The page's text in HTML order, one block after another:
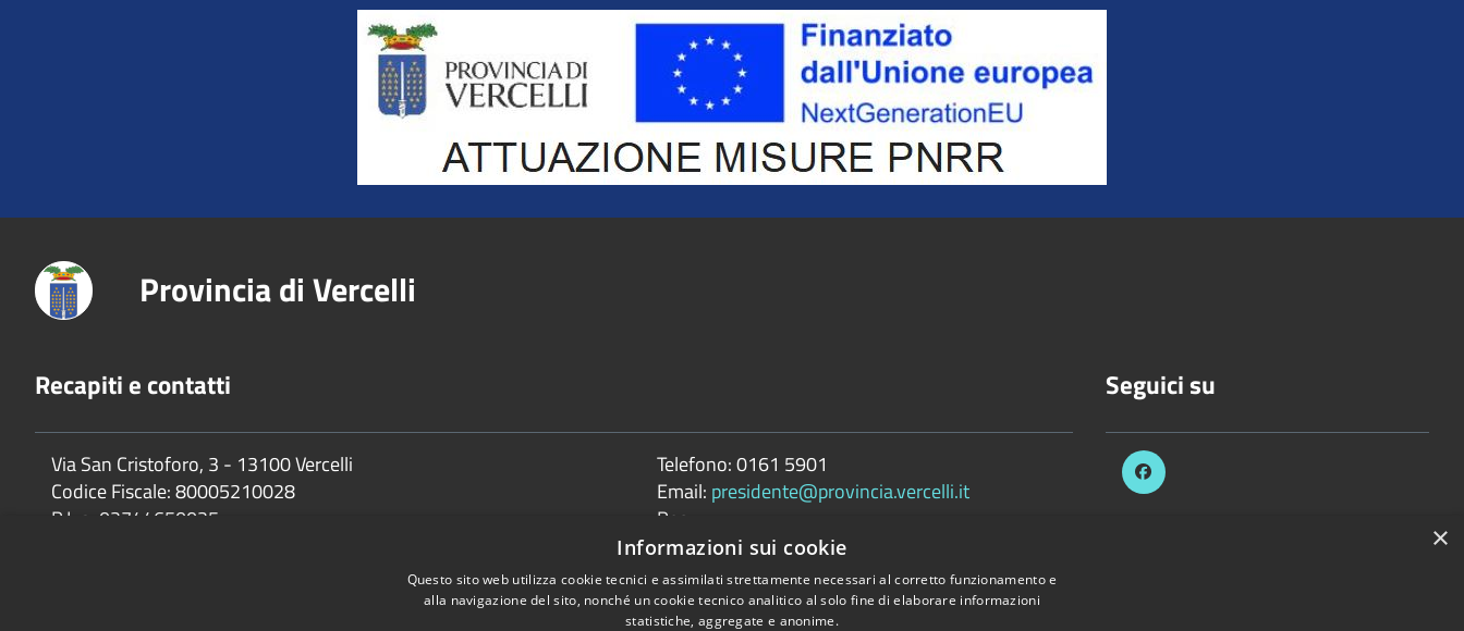
Title
Provincia di Vercelli
Recapiti e contatti
Via San Cristoforo, 3 - 13100 Vercelli
Codice Fiscale:80005210028
P.Iva: 02744650025
Telefono:0161 5901
Email: presidente@provincia.vercelli.it
Pec:
presidenza.provincia@cert.provincia.vercelli.it
Seguici su
×
Informazioni sui cookie
Questo sito web utilizza cookie tecnici e assimilati strettamente necessari al corretto funzionamento e
alla navigazione del sito, nonché un cookie tecnico analitico al solo fine di elaborare informazioni
statistiche, aggregate e anonime.